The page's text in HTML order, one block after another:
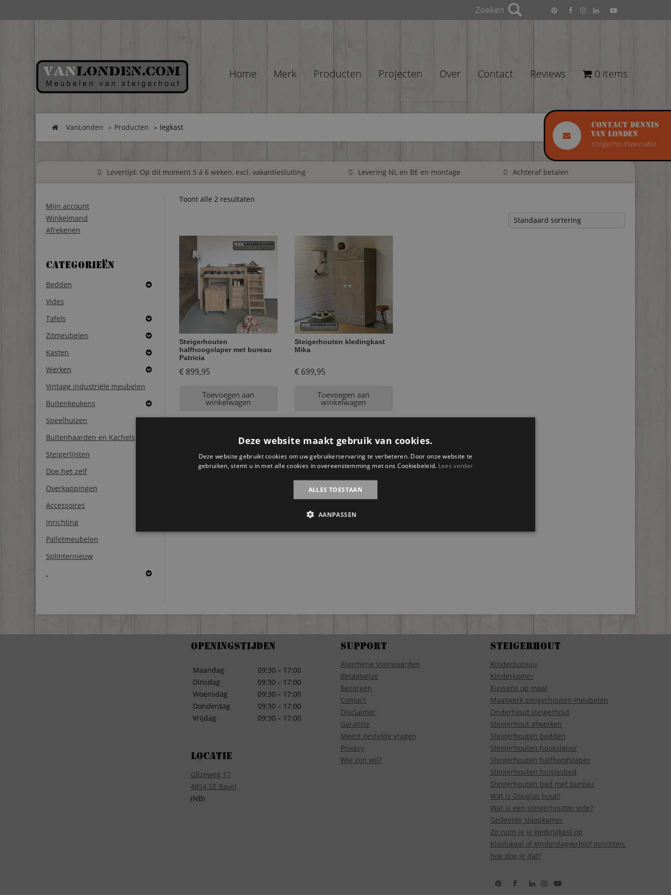
Contact Dennis
van Londen
steigerhoutspecialist
Home Merk Producten Projecten Over Contact Reviews 0 items
VanLonden Producten legkast
Levertijd: Op dit moment 5 á 6 weken, excl. vakantiesluiting Levering NL en BE en montage Achteraf betalen
Mijn account
Winkelmand
Afrekenen
Categorieën
Bedden
Vides
Tafels
Zitmeubelen
Kasten
Werken
Vintage industriële meubelen
Buitenkeukens
Speelhuizen
Buitenhaarden en Kachels
Steigerlijsten
Doe-het-zelf
Overkappingen
Accessoires
Inrichting
Palletmeubelen
Splinternieuw
.
Toont alle 2 resultaten
Steigerhouten
halfhoogslaper met bureau
Patricia
€899,95
Toevoegen aan
winkelwagen
Steigerhouten kledingkast
Mika
€699,95
Toevoegen aan
winkelwagen
Openingstijden
Maandag
Dinsdag
Woensdag
Donderdag
Vrijdag
09:30 – 17:00
09:30 – 17:00
09:30 – 17:00
09:30 – 17:00
09:30 – 17:00
Locatie
Gilzeweg 17
4854 SE Bavel
(NB)
Support
Algemene Voorwaarden
Betaalwijze
Bezorgen
Contact
Disclaimer
Garantie
Meest gestelde vragen
Privacy
Wie zijn wij?
Steigerhout
Kinderbureau
Kinderkamer
Kussens op maat
Maatwerk steigerhouten meubelen
Onderhoud steigerhout
Steigerhout afwerken
Steigerhouten bedden
Steigerhouten hoogslaper
Steigerhouten halfhoogslaper
Steigerhouten huisjesbed
Steigerhouten bed met bureau
Wat is Douglas hout?
Wat is een steigerhouten vide?
Gedeelde slaapkamer
Zo ruim je je kledingkast op
Klaslokaal of kinderdagverblijf inrichten:
hoe doe je dat?
Deze website maakt gebruik van cookies.
Deze website gebruikt cookies om uw gebruikerservaring te verbeteren. Door onze website te
gebruiken, stemt u in met alle cookies in overeenstemming met ons Cookiebeleid. Lees verder
ALLES TOESTAAN
AANPASSEN